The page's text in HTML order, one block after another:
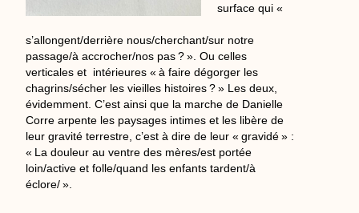
surface qui «
s’allongent/derrière nous/cherchant/sur notre
passage/à accrocher/nos pas ? ». Ou celles
verticales et intérieures « à faire dégorger les
chagrins/sécher les vieilles histoires ? » Les deux,
évidemment. C’est ainsi que la marche de Danielle
Corre arpente les paysages intimes et les libère de
leur gravité terrestre, c’est à dire de leur « gravidé » :
« La douleur au ventre des mères/est portée
loin/active et folle/quand les enfants tardent/à
éclore/ ».